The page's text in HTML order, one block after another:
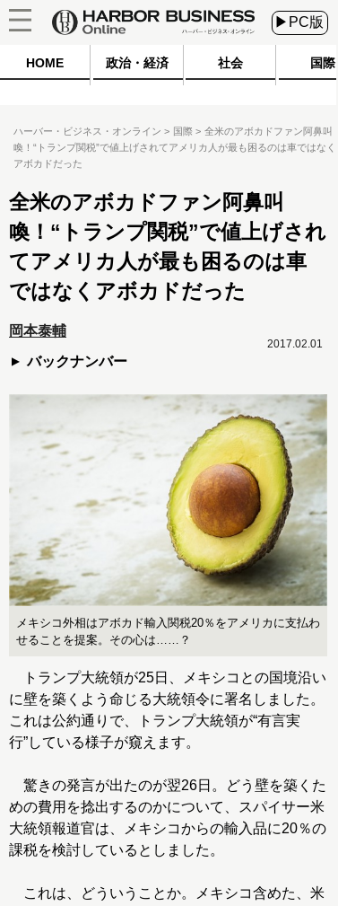
▶PC版
HOME 政治・経済 社会 国際
ハーバー・ビジネス・オンライン 国際
全米のアボカドファン阿鼻叫
喚！“トランプ関税”で値上げされてアメリカ人が最も困るのは車ではなく
アボカドだった
全米のアボカドファン阿鼻叫
喚！“トランプ関税”で値上げされ
てアメリカ人が最も困るのは車
ではなくアボカドだった
岡本泰輔
バックナンバー
2017.02.01
メキシコ外相はアボカド輸入関税20％をアメリカに支払わ
せることを提案。その心は……？
トランプ大統領が25日、メキシコとの国境沿い
に壁を築くよう命じる大統領令に署名しました。
これは公約通りで、トランプ大統領が“有言実
行”している様子が窺えます。
驚きの発言が出たのが翌26日。どう壁を築くた
めの費用を捻出するのかについて、スパイサー米
大統領報道官は、メキシコからの輸入品に20％の
課税を検討しているとしました。
これは、どういうことか。メキシコ含めた、米